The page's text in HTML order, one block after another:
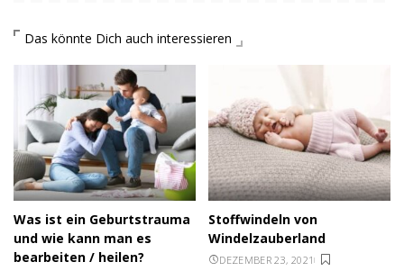
Das könnte Dich auch interessieren
Was ist ein Geburtstrauma
und wie kann man es
bearbeiten / heilen?
Stoffwindeln von
Windelzauberland
DEZEMBER 23, 2021